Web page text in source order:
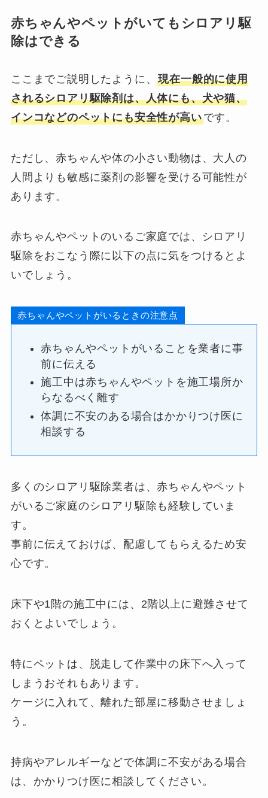
赤ちゃんやペットがいてもシロアリ駆
除はできる
ここまでご説明したように、現在一般的に使用
されるシロアリ駆除剤は、人体にも、犬や猫、
インコなどのペットにも安全性が高いです。
ただし、赤ちゃんや体の小さい動物は、大人の
人間よりも敏感に薬剤の影響を受ける可能性が
あります。
赤ちゃんやペットのいるご家庭では、シロアリ
駆除をおこなう際に以下の点に気をつけるとよ
いでしょう。
赤ちゃんやペットがいるときの注意点
赤ちゃんやペットがいることを業者に事
前に伝える
施工中は赤ちゃんやペットを施工場所か
らなるべく離す
体調に不安のある場合はかかりつけ医に
相談する
多くのシロアリ駆除業者は、赤ちゃんやペット
がいるご家庭のシロアリ駆除も経験していま
す。
事前に伝えておけば、配慮してもらえるため安
心です。
床下や1階の施工中には、2階以上に避難させて
おくとよいでしょう。
特にペットは、脱走して作業中の床下へ入って
しまうおそれもあります。
ケージに入れて、離れた部屋に移動させましょ
う。
持病やアレルギーなどで体調に不安がある場合
は、かかりつけ医に相談してください。